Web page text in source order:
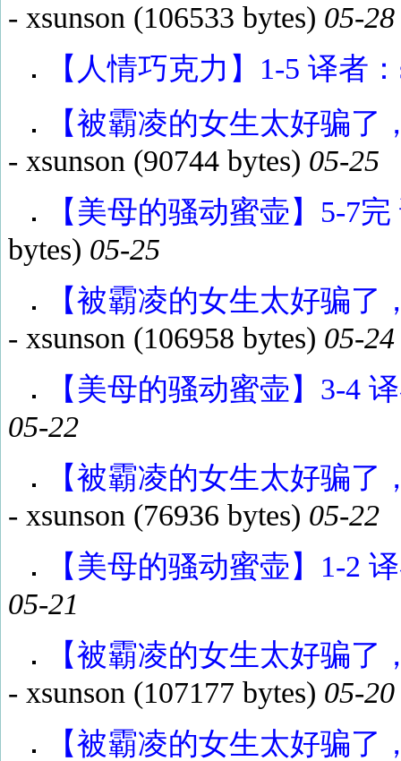
- xsunson (106533 bytes) 05-28
【人情巧克力】1-5 译者：
【被霸凌的女生太好骗了
- xsunson (90744 bytes) 05-25
【美母的骚动蜜壶】5-7完
bytes) 05-25
【被霸凌的女生太好骗了
- xsunson (106958 bytes) 05-24
【美母的骚动蜜壶】3-4
05-22
【被霸凌的女生太好骗了
- xsunson (76936 bytes) 05-22
【美母的骚动蜜壶】1-2
05-21
【被霸凌的女生太好骗了
- xsunson (107177 bytes) 05-20
【被霸凌的女生太好骗了